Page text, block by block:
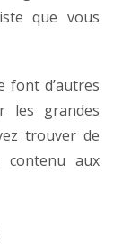
que vous
font d’autres
les grandes
trouver de
contenu aux